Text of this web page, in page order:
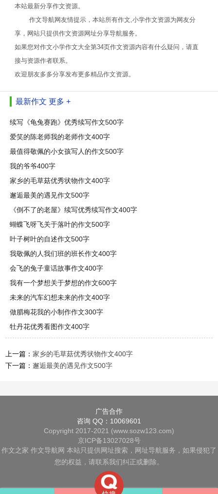
本站最新分享作文资源。
作文导航网友情提示，本站所有作文,小学作文资源为网友分
享，网站只提供作文资源网址分享导航服务。
如果您对作文小学作文大全第34页作文资源内容有什么疑问，请直
接与资源作者联系。
欢迎朋友多多分享发布更多精品作文资源。
最新作文 更多 +
续写《龟兔赛跑》优秀续写作文500字
爱笑的陈老师我的老师作文400字
最值得敬佩的小女孩写人的作文500字
我的爷爷400字
家乡的毛草菇优秀状物作文400字
邂逅最美的遇见作文500字
《倒不了的老屋》续写优秀续写作文400字
蝴蝶飞呀飞关于落叶的作文500字
叶子树叶的自述作文500字
我敬佩的人我们班的班长作文400字
会飞的兔子童话故事作文400字
我有一个梦想关于梦想的作文600字
未来的汽车幻想未来的作文400字
做腊梅花我的小制作作文300字
牡丹花优秀看图作文400字
上一篇：家乡的毛草菇优秀状物作文400字
下一篇：邂逅最美的遇见作文500字
广告合作
咨询 QQ：10069601
Copyright 2017-2021 (www.sozw123.com)
京ICP备13027028号
作文之家 作文导航网 本站只提供网址搜索，网址导航服务，如果侵犯了
您的权益，请联系我们纠正或删除。